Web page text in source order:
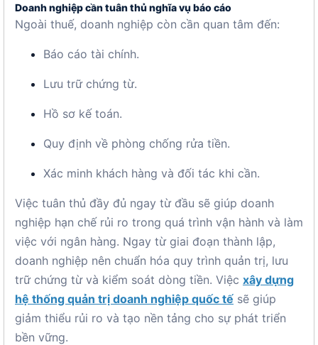
Doanh nghiệp cần tuân thủ nghĩa vụ báo cáo
Ngoài thuế, doanh nghiệp còn cần quan tâm đến:
Báo cáo tài chính.
Lưu trữ chứng từ.
Hồ sơ kế toán.
Quy định về phòng chống rửa tiền.
Xác minh khách hàng và đối tác khi cần.
Việc tuân thủ đầy đủ ngay từ đầu sẽ giúp doanh
nghiệp hạn chế rủi ro trong quá trình vận hành và làm
việc với ngân hàng. Ngay từ giai đoạn thành lập,
doanh nghiệp nên chuẩn hóa quy trình quản trị, lưu
trữ chứng từ và kiểm soát dòng tiền. Việc xây dựng
hệ thống quản trị doanh nghiệp quốc tế sẽ giúp
giảm thiểu rủi ro và tạo nền tảng cho sự phát triển
bền vững.